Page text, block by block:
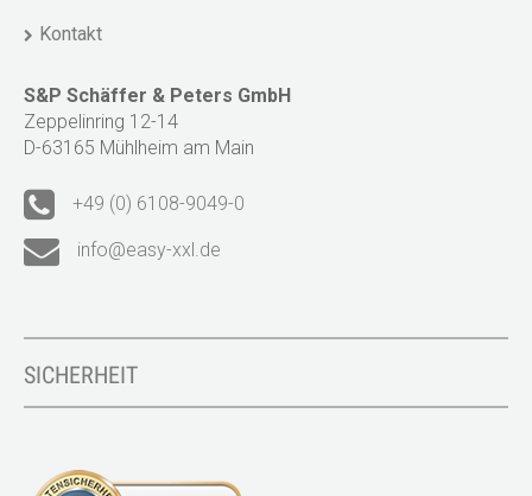
Kontakt
S&P Schäffer & Peters GmbH
Zeppelinring 12-14
D-63165 Mühlheim am Main
+49 (0) 6108-9049-0
info@easy-xxl.de
SICHERHEIT